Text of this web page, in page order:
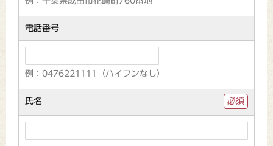
電話番号
例：0476221111（ハイフンなし）
氏名 必須